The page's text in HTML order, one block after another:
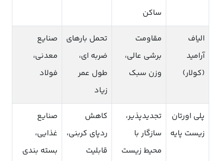
ساکن
الیاف
آرامید
(کولار)
مقاومت
برشی عالی،
وزن سبک
تحمل بارهای
ضربه ای،
طول عمر
زیاد
صنایع
معدنی،
فولاد
پلی اورتان
زیست پایه
تجدیدپذیر،
سازگار با
محیط زیست
کاهش
ردپای کربنی،
قابلیت
صنایع
غذایی،
بسته بندی